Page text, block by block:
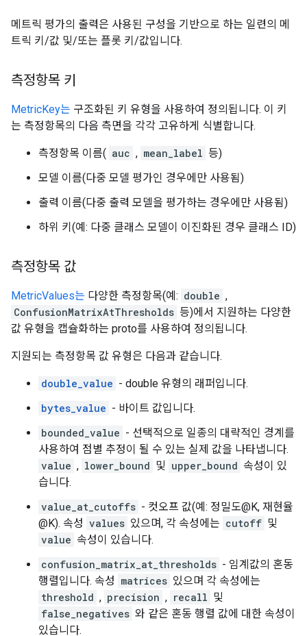
메트릭 평가의 출력은 사용된 구성을 기반으로 하는 일련의 메
트릭 키/값 및/또는 플롯 키/값입니다.
측정항목 키
MetricKey는 구조화된 키 유형을 사용하여 정의됩니다. 이 키
는 측정항목의 다음 측면을 각각 고유하게 식별합니다.
측정항목 이름( auc , mean_label 등)
모델 이름(다중 모델 평가인 경우에만 사용됨)
출력 이름(다중 출력 모델을 평가하는 경우에만 사용됨)
하위 키(예: 다중 클래스 모델이 이진화된 경우 클래스 ID)
측정항목 값
MetricValues는 다양한 측정항목(예: double ,
ConfusionMatrixAtThresholds 등)에서 지원하는 다양한
값 유형을 캡슐화하는 proto를 사용하여 정의됩니다.
지원되는 측정항목 값 유형은 다음과 같습니다.
double_value - double 유형의 래퍼입니다.
bytes_value - 바이트 값입니다.
bounded_value - 선택적으로 일종의 대략적인 경계를
사용하여 점별 추정이 될 수 있는 실제 값을 나타냅니다.
value , lower_bound 및 upper_bound 속성이 있
습니다.
value_at_cutoffs - 컷오프 값(예: 정밀도@K, 재현율
@K). 속성 values 있으며, 각 속성에는 cutoff 및
value 속성이 있습니다.
confusion_matrix_at_thresholds - 임계값의 혼동
행렬입니다. 속성 matrices 있으며 각 속성에는
threshold , precision , recall 및
false_negatives 와 같은 혼동 행렬 값에 대한 속성이
있습니다.